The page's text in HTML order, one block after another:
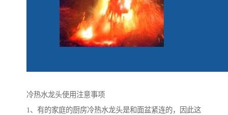
冷热水龙头使用注意事项
1、有的家庭的厨房冷热水龙头是和面盆紧连的，因此这